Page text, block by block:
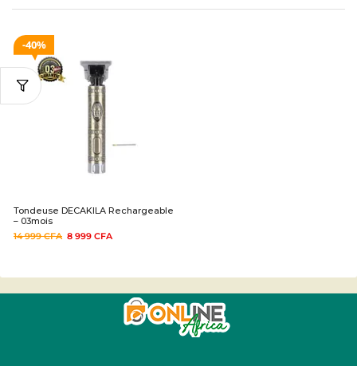
40%
Tondeuse DECAKILA Rechargeable
– 03mois
14 999CFA 8 999 CFA